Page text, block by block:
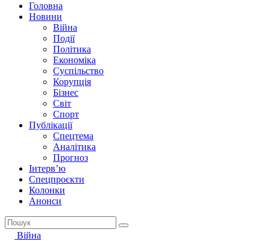
Головна
Новини
Війна
Події
Політика
Економіка
Суспільство
Корупція
Бізнес
Світ
Спорт
Публікації
Спецтема
Аналітика
Прогноз
Інтерв’ю
Спецпроєкти
Колонки
Анонси
Війна